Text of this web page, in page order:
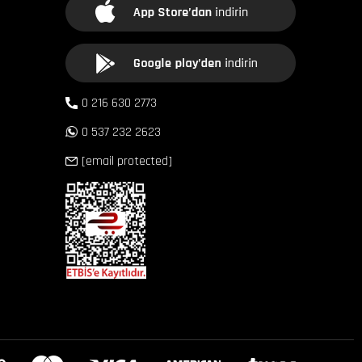
0 216 630 2773
0 537 232 2623
[email protected]